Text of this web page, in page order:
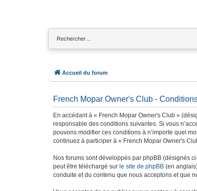
Accueil du forum
French Mopar Owner's Club -
En accédant à « French Mopar Owner's Club »
responsable des conditions suivantes. Si vous
pouvons modifier ces conditions à n’importe quel
continuez à participer à « French Mopar Owner's
Nos forums sont développés par phpBB (désignés
peut être téléchargé sur le site de phpBB (en
conduite et du contenu que nous acceptons et que